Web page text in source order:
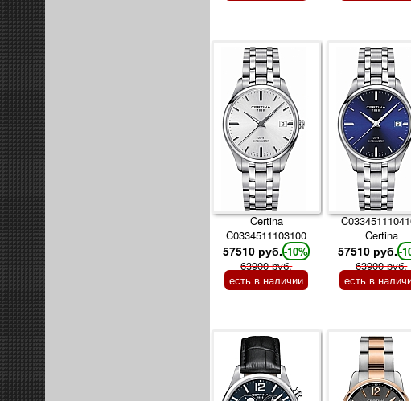
Certina
C0334511103100
57510 руб.-10%
63900 руб.
есть в наличии
Certina
57510 руб.-
63900 руб.
есть в